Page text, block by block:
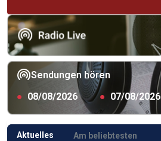
Sendungen hören
● 08/08/2026 ● 07/08/2026
Aktuelles Am beliebtesten